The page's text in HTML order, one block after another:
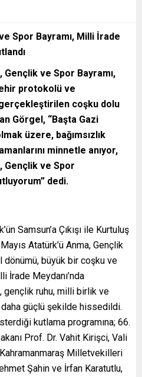
Spor Bayramı, Milli İrade
Gençlik ve Spor Bayramı,
protokolü ve
gerçekleştirilen coşku dolu
Görgel, “Başta Gazi
üzere, bağımsızlık
minnetle anıyor,
Gençlik ve Spor
dedi.
Samsun’a Çıkışı ile Kurtuluş
Atatürk’ü Anma, Gençlik
dönümü, büyük bir coşku ve
İrade Meydanı’nda
ruhu, milli birlik ve
güçlü şekilde hissedildi.
kutlama programına; 66.
Prof. Dr. Vahit Kirişci, Vali
Milletvekilleri
Şahin ve İrfan Karatutlu,